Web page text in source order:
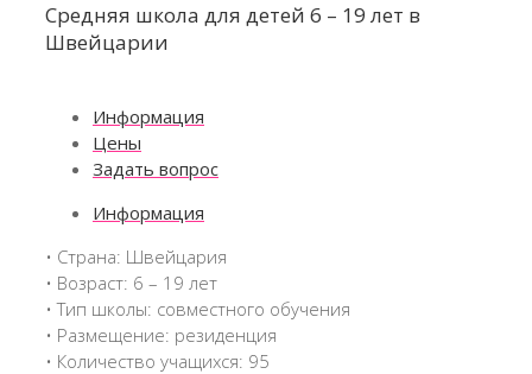
Средняя школа для детей 6 – 19 лет в
Швейцарии
Информация
Цены
Задать вопрос
Информация
• Страна: Швейцария
• Возраст: 6 – 19 лет
• Тип школы: совместного обучения
• Размещение: резиденция
• Количество учащихся: 95